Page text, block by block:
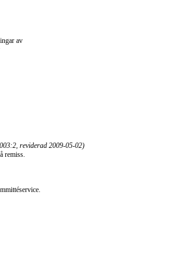
av
reviderad 2009-05-02)
remiss.